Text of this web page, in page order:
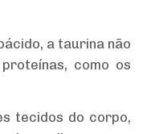
a taurina não
como os
tecidos do corpo,